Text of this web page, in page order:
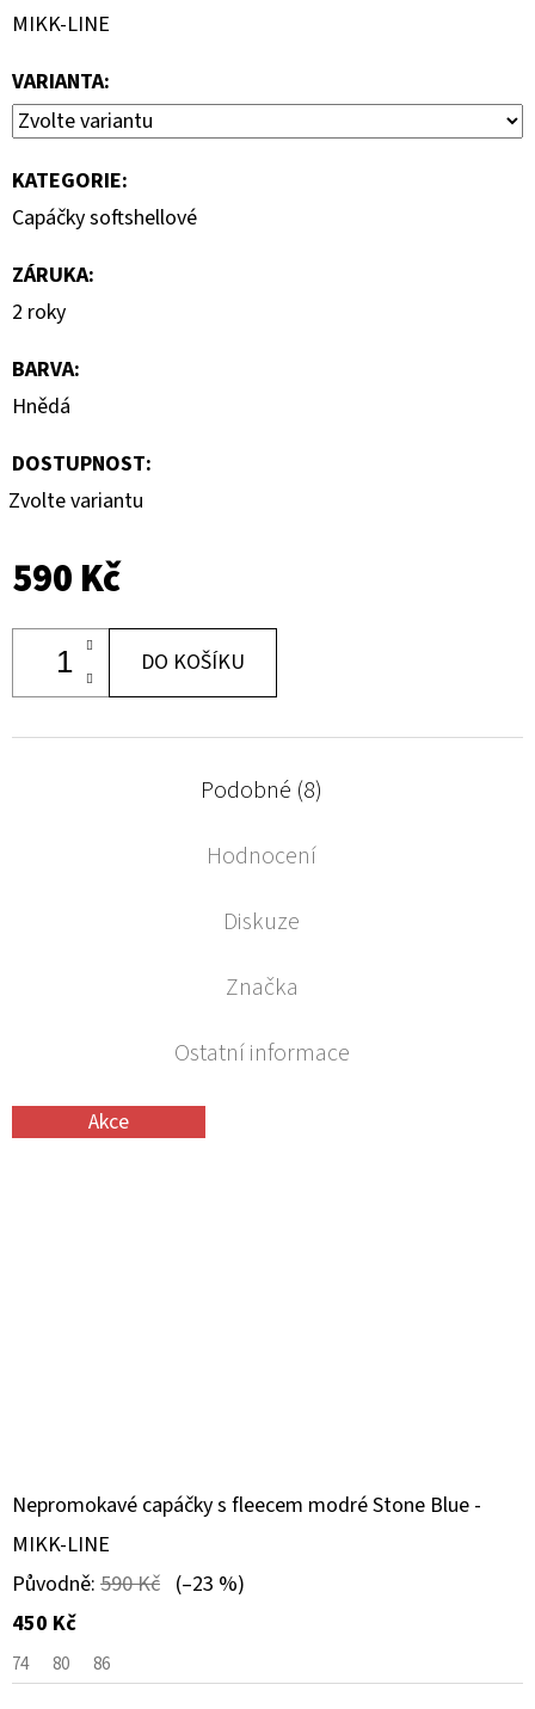
MIKK-LINE
VARIANTA:
KATEGORIE:
Capáčky softshellové
ZÁRUKA:
2 roky
BARVA:
Hnědá
DOSTUPNOST:
Zvolte variantu
590 Kč
DO KOŠÍKU
Podobné (8)
Hodnocení
Diskuze
Značka
Ostatní informace
Akce
Nepromokavé capáčky s fleecem modré Stone Blue -
MIKK-LINE
Původně: 590 Kč (–23 %)
450 Kč
74 80 86